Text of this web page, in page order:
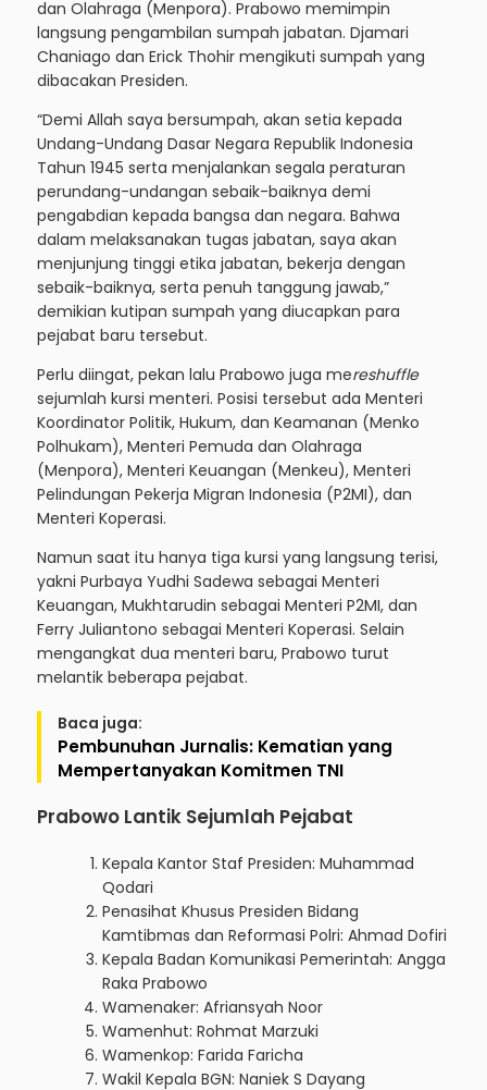
dan Olahraga (Menpora). Prabowo memimpin
langsung pengambilan sumpah jabatan. Djamari
Chaniago dan Erick Thohir mengikuti sumpah yang
dibacakan Presiden.
“Demi Allah saya bersumpah, akan setia kepada
Undang-Undang Dasar Negara Republik Indonesia
Tahun 1945 serta menjalankan segala peraturan
perundang-undangan sebaik-baiknya demi
pengabdian kepada bangsa dan negara. Bahwa
dalam melaksanakan tugas jabatan, saya akan
menjunjung tinggi etika jabatan, bekerja dengan
sebaik-baiknya, serta penuh tanggung jawab,”
demikian kutipan sumpah yang diucapkan para
pejabat baru tersebut.
Perlu diingat, pekan lalu Prabowo juga mereshuffle
sejumlah kursi menteri. Posisi tersebut ada Menteri
Koordinator Politik, Hukum, dan Keamanan (Menko
Polhukam), Menteri Pemuda dan Olahraga
(Menpora), Menteri Keuangan (Menkeu), Menteri
Pelindungan Pekerja Migran Indonesia (P2MI), dan
Menteri Koperasi.
Namun saat itu hanya tiga kursi yang langsung terisi,
yakni Purbaya Yudhi Sadewa sebagai Menteri
Keuangan, Mukhtarudin sebagai Menteri P2MI, dan
Ferry Juliantono sebagai Menteri Koperasi. Selain
mengangkat dua menteri baru, Prabowo turut
melantik beberapa pejabat.
Baca juga:
Pembunuhan Jurnalis: Kematian yang
Mempertanyakan Komitmen TNI
Prabowo Lantik Sejumlah Pejabat
Kepala Kantor Staf Presiden: Muhammad
Qodari
Penasihat Khusus Presiden Bidang
Kamtibmas dan Reformasi Polri: Ahmad Dofiri
Kepala Badan Komunikasi Pemerintah: Angga
Raka Prabowo
Wamenaker: Afriansyah Noor
Wamenhut: Rohmat Marzuki
Wamenkop: Farida Faricha
Wakil Kepala BGN: Naniek S Dayang